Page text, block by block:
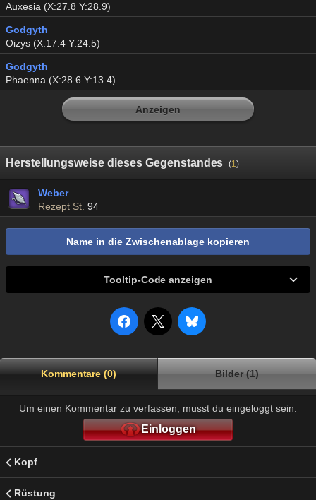
Auxesia (X:27.8 Y:28.9)
Godgyth
Oizys (X:17.4 Y:24.5)
Godgyth
Phaenna (X:28.6 Y:13.4)
Anzeigen
Herstellungsweise dieses Gegenstandes (1)
Weber
Rezept St. 94
Name in die Zwischenablage kopieren
Tooltip-Code anzeigen
Kommentare (0) Bilder (1)
Um einen Kommentar zu verfassen, musst du eingeloggt sein.
Einloggen
Kopf
Rüstung